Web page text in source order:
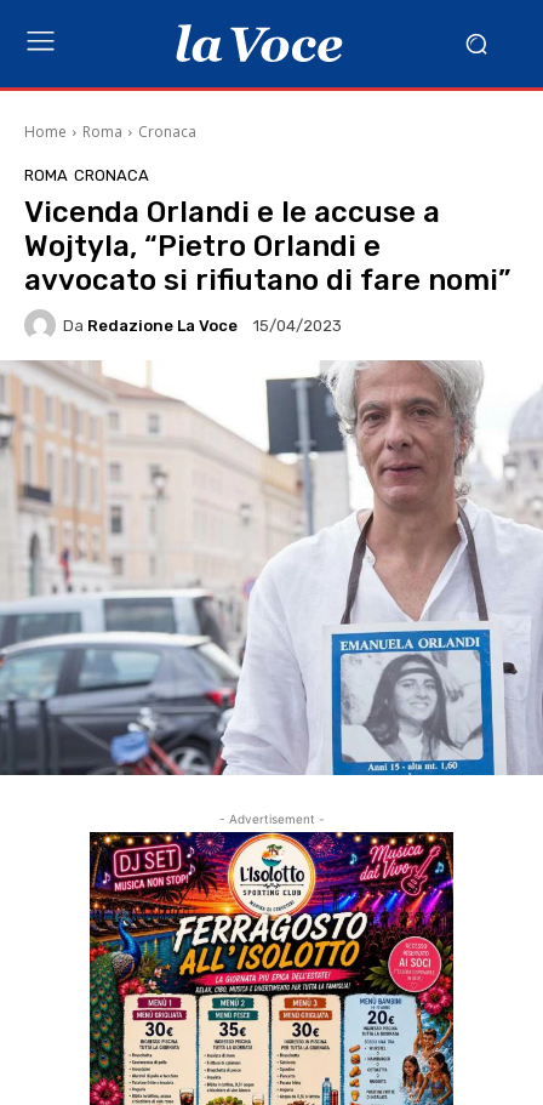
Home Roma Cronaca
ROMA CRONACA
Vicenda Orlandi e le accuse a
Wojtyla, “Pietro Orlandi e
avvocato si rifiutano di fare nomi”
Da Redazione La Voce 15/04/2023
- Advertisement -